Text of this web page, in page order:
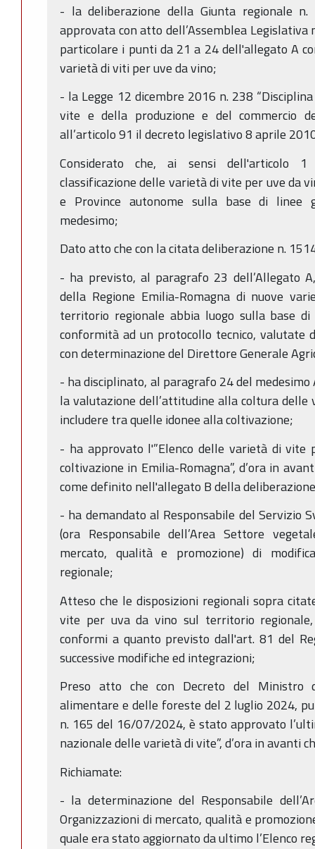
- la deliberazione della Giunta regionale
approvata con atto dell’Assemblea
particolare i punti da 21 a 24 dell'allegato A
varietà di viti per uve da vino;
- la Legge 12 dicembre 2016 n. 238
vite e della produzione e del commercio
all’articolo 91 il decreto legislativo 8 aprile
Considerato che, ai sensi dell'articolo
classificazione delle varietà di vite per uve da
e Province autonome sulla base di linee
medesimo;
Dato atto che con la citata deliberazione n.
- ha previsto, al paragrafo 23 dell’Allegato
della Regione Emilia-Romagna di nuove
territorio regionale abbia luogo sulla base
conformità ad un protocollo tecnico, valutate
con determinazione del Direttore Generale
- ha disciplinato, al paragrafo 24 del
la valutazione dell’attitudine alla coltura
includere tra quelle idonee alla coltivazione;
- ha approvato l'”Elenco delle varietà di
coltivazione in Emilia-Romagna”, d’ora in
come definito nell'allegato B della
- ha demandato al Responsabile del Servizio
(ora Responsabile dell’Area Settore
mercato, qualità e promozione) di
regionale;
Atteso che le disposizioni regionali sopra
vite per uva da vino sul territorio
conformi a quanto previsto dall'art. 81 del
successive modifiche ed integrazioni;
Preso atto che con Decreto del Ministro
alimentare e delle foreste del 2 luglio 2024,
n. 165 del 16/07/2024, è stato approvato
nazionale delle varietà di vite”, d’ora in avanti
Richiamate:
- la determinazione del Responsabile
Organizzazioni di mercato, qualità e
quale era stato aggiornato da ultimo l’Elenco